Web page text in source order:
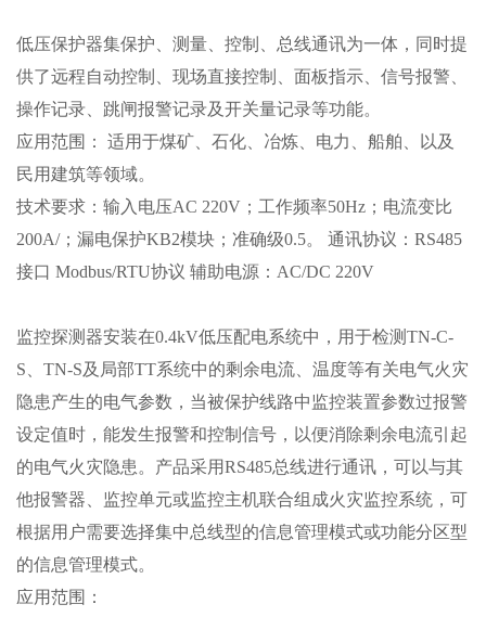
低压保护器集保护、测量、控制、总线通讯为一体，同时提
供了远程自动控制、现场直接控制、面板指示、信号报警、
操作记录、跳闸报警记录及开关量记录等功能。
应用范围：
适用于煤矿、石化、冶炼、电力、船舶、以及
民用建筑等领域。
技术要求：输入电压AC 220V；工作频率50Hz；电流变比
200A/；漏电保护KB2模块；准确级0.5。 通讯协议：RS485
接口 Modbus/RTU协议 辅助电源：AC/DC 220V
监控探测器安装在0.4kV低压配电系统中，用于检测TN-C-
S、TN-S及局部TT系统中的剩余电流、温度等有关电气火灾
隐患产生的电气参数，当被保护线路中监控装置参数过报警
设定值时，能发生报警和控制信号，以便消除剩余电流引起
的电气火灾隐患。产品采用RS485总线进行通讯，可以与其
他报警器、监控单元或监控主机联合组成火灾监控系统，可
根据用户需要选择集中总线型的信息管理模式或功能分区型
的信息管理模式。
应用范围：